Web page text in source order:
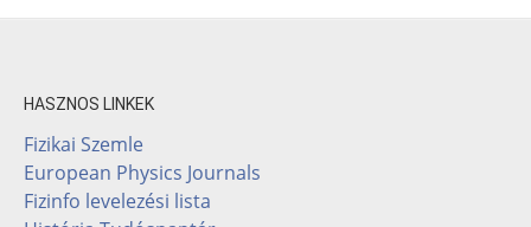
HASZNOS LINKEK
Fizikai Szemle
European Physics Journals
Fizinfo levelezési lista